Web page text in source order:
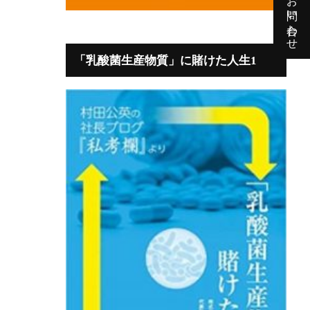
「乳酸菌生産物質」に賭けた人生1
お問い合わせ